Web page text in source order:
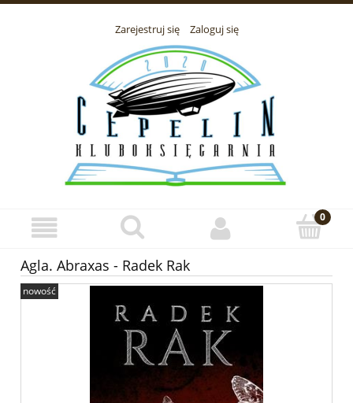
Zarejestruj się Zaloguj się
Agla. Abraxas - Radek Rak
nowość